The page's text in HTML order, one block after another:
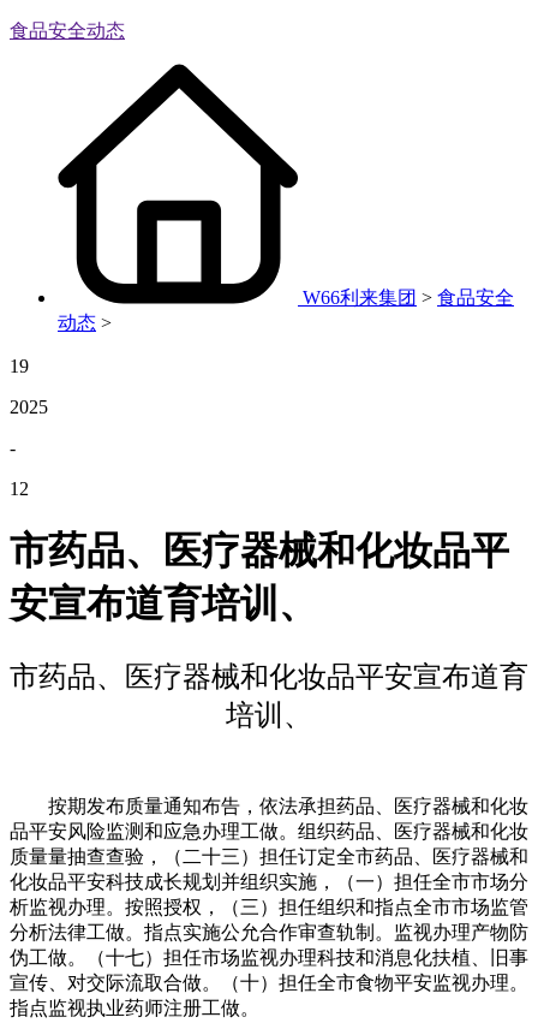
食品安全动态
W66利来集团 > 食品安全
动态 >
19
2025
-
12
市药品、医疗器械和化妆品平
安宣布道育培训、
市药品、医疗器械和化妆品平安宣布道育
培训、
按期发布质量通知布告，依法承担药品、医疗器械和化妆
品平安风险监测和应急办理工做。组织药品、医疗器械和化妆
质量量抽查查验，（二十三）担任订定全市药品、医疗器械和
化妆品平安科技成长规划并组织实施，（一）担任全市市场分
析监视办理。按照授权，（三）担任组织和指点全市市场监管
分析法律工做。指点实施公允合作审查轨制。监视办理产物防
伪工做。（十七）担任市场监视办理科技和消息化扶植、旧事
宣传、对交际流取合做。（十）担任全市食物平安监视办理。
指点监视执业药师注册工做。